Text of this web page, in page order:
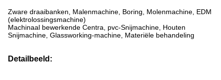
Zware draaibanken, Malenmachine, Boring, Molenmachine, EDM
(elektrolossingsmachine)
Machinaal bewerkende Centra, pvc-Snijmachine, Houten
Snijmachine, Glassworking-machine, Materiële behandeling
Detailbeeld: